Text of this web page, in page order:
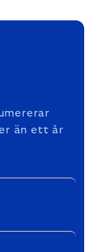
än ett år